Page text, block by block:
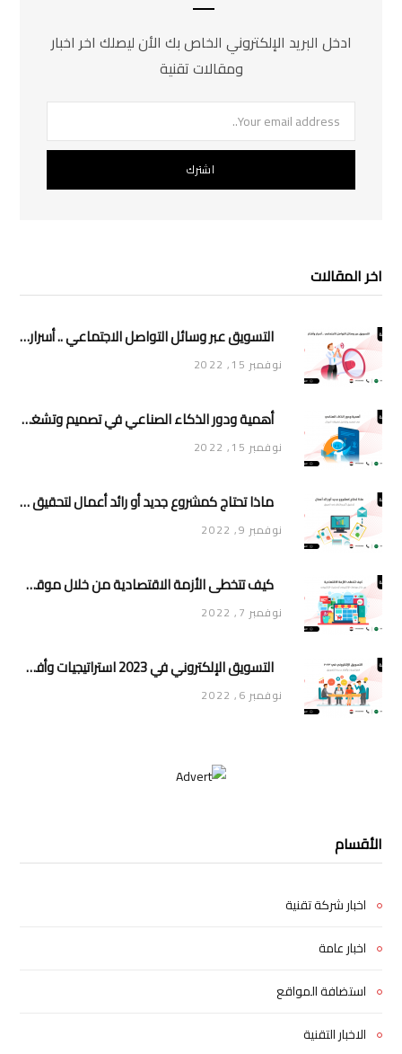
ادخل البريد الإلكتروني الخاص بك الأن ليصلك اخر اخبار
ومقالات تقنية
اخر المقالات
التسويق عبر وسائل التواصل الاجتماعي .. أسرار وأفكار
نوفمبر 15, 2022
أهمية ودور الذكاء الصناعي في تصميم وتشغيل تطبيقات الجوال
نوفمبر 15, 2022
ماذا تحتاج كمشروع جديد أو رائد أعمال لتحقيق تأثير وانتشار في السوق
نوفمبر 9, 2022
كيف تتخطى الأزمة الاقتصادية من خلال موقعك الإلكتروني أو متجرك الإلكتروني
نوفمبر 7, 2022
التسويق الإلكتروني في 2023 استراتيجيات وأفكار جديدة للتسويق
نوفمبر 6, 2022
الأقسام
اخبار شركة تقنية
اخبار عامة
استضافة المواقع
الاخبار التقنية